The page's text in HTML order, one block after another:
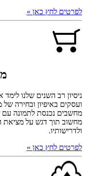
לפרטים לחץ כאן »
ניסיון רב השנים שלנו
ועסקים באיפיון ובחירה
מחשבים נכנסת לתמונה עם
מחשוב תוך דגש על מציאת
ולדרישותיו.
לפרטים לחץ כאן »